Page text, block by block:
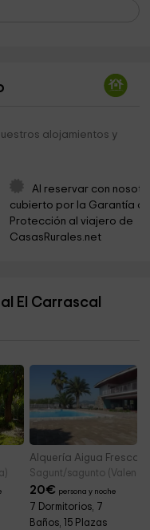
1,8 km
alojamientos y
Al reservar con
cubierto por la Garantía
Protección al viajero de
CasasRurales.net
El Carrascal
Alquería Aigua Fresca
Sagunt/sagunto
20€ persona y noche
7 Dormitorios, 7
Baños, 15 Plazas